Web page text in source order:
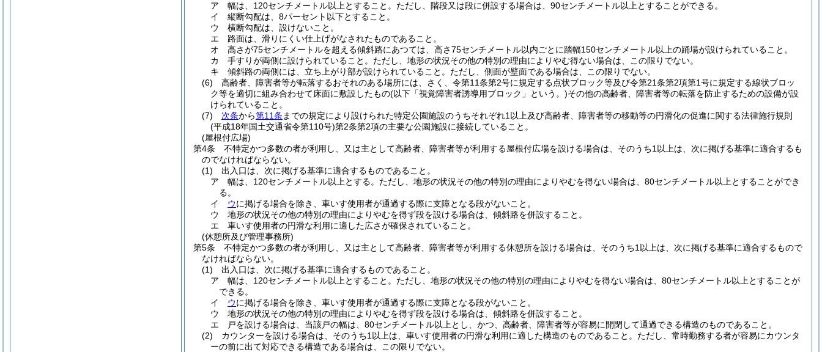
ア
幅は、120センチメートル以上とすること。 ただし、階段又は段に併設する場合は、90センチメートル以上とすることができる。
イ
縦断勾配は、8パーセント以下とすること。
ウ
横断勾配は、設けないこと。
エ
路面は、滑りにくい仕上げがなされたものであること。
オ
高さが75センチメートルを超える傾斜路にあつては、高さ75センチメートル以内ごとに踏幅150センチメートル以上の踊場が設けられていること。
カ
手すりが両側に設けられていること。 ただし、地形の状況その他の特別の理由によりやむ得ない場合は、この限りでない。
キ
傾斜路の両側には、立ち上がり部が設けられていること。 ただし、側面が壁面である場合は、この限りでない。
(6)
高齢者、障害者等が転落するおそれのある場所には、さく、令第11条第2号に規定する点状ブロック等及び令第21条第2項第1号に規定する線状ブロッ
ク等を適切に組み合わせて床面に敷設したもの(以下「視覚障害者誘導用ブロック」という。)その他の高齢者、障害者等の転落を防止するための設備が設
けられていること。
(7)
次条から第11条 までの規定により設けられた特定公園施設のうちそれぞれ1以上及び高齢者、障害者等の移動等の円滑化の促進に関する法律施行規則
(平成18年国土交通省令第110号)第2条第2項の主要な公園施設に接続していること。
(屋根付広場)
第4条
不特定かつ多数の者が利用し、又は主として高齢者、障害者等が利用する屋根付広場を設ける場合は、そのうち1以上は、次に掲げる基準に適合するも
のでなければならない。
(1)
出入口は、次に掲げる基準に適合するものであること。
ア
幅は、120センチメートル以上とする。 ただし、地形の状況その他の特別の理由によりやむを得ない場合は、80センチメートル以上とすることができ
る。
イ
ウに掲げる場合を除き、車いす使用者が通過する際に支障となる段がないこと。
ウ
地形の状況その他の特別の理由によりやむを得ず段を設ける場合は、傾斜路を併設すること。
エ
車いす使用者の円滑な利用に適した広さが確保されていること。
(休憩所及び管理事務所)
第5条
不特定かつ多数の者が利用し、又は主として高齢者、障害者等が利用する休憩所を設ける場合は、そのうち1以上は、次に掲げる基準に適合するもので
なければならない。
(1)
出入口は、次に掲げる基準に適合するものであること。
ア
幅は、120センチメートル以上とすること。 ただし、地形の状況その他の特別の理由によりやむを得ない場合は、80センチメートル以上とすることが
できる。
イ
ウに掲げる場合を除き、車いす使用者が通過する際に支障となる段がないこと。
ウ
地形の状況その他の特別の理由によりやむを得ず段を設ける場合は、傾斜路を併設すること。
エ
戸を設ける場合は、当該戸の幅は、80センチメートル以上とし、かつ、高齢者、障害者等が容易に開閉して通過できる構造のものであること。
(2)
カウンターを設ける場合は、そのうち1以上は、車いす使用者の円滑な利用に適した構造のものであること。 ただし、常時勤務する者が容易にカウンタ
ーの前に出て対応できる構造である場合は、この限りでない。